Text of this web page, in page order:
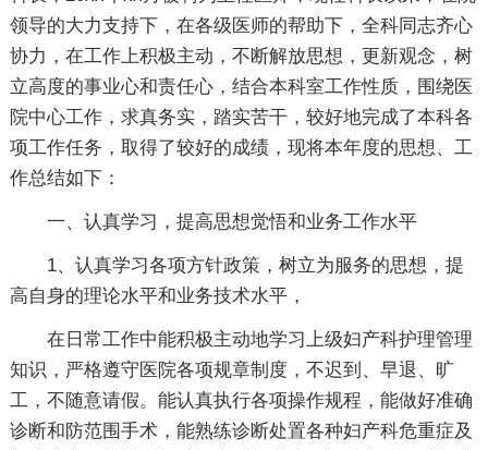
领导的大力支持下，在各级医师的帮助下，全科同志齐心
协力，在工作上积极主动，不断解放思想，更新观念，树
立高度的事业心和责任心，结合本科室工作性质，围绕医
院中心工作，求真务实，踏实苦干，较好地完成了本科各
项工作任务，取得了较好的成绩，现将本年度的思想、工
作总结如下：
一、认真学习，提高思想觉悟和业务工作水平
1、认真学习各项方针政策，树立为服务的思想，提
高自身的理论水平和业务技术水平，
在日常工作中能积极主动地学习上级妇产科护理管理
知识，严格遵守医院各项规章制度，不迟到、早退、旷
工，不随意请假。能认真执行各项操作规程，能做好准确
诊断和防范围手术，能熟练诊断处置各种妇产科危重症及